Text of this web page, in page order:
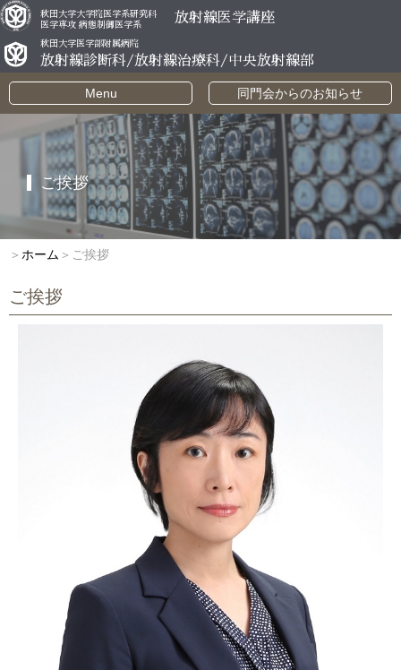
秋田大学大学院医学系研究科
医学専攻 病態制御医学系
放射線医学講座
秋田大学医学部附属病院
放射線診断科/放射線治療科/中央放射線部
Menu 同門会からのお知らせ
ご挨拶
＞ ホーム ＞ご挨拶
ご挨拶